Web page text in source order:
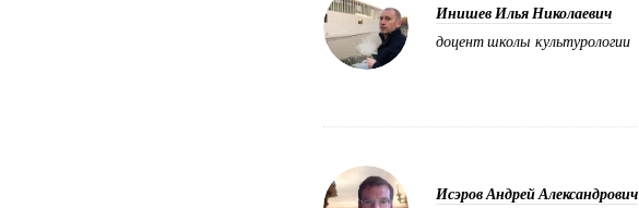
Инишев Илья Николаевич
доцент школы культурологии
Исэров Андрей Александрович